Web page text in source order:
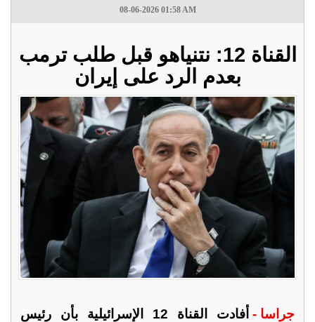
08-06-2026 01:58 AM
القناة 12: نتنياهو قبل طلب ترمب
بعدم الرد على إيران
جراسا -
أفادت القناة 12 الإسرائيلية بأن رئيس